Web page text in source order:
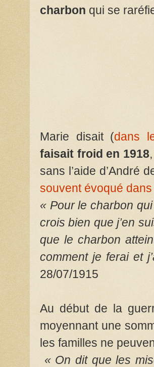
charbon qui se
Marie disait (dans
faisait froid en 1918
sans l’aide d’André
souvent évoqué
« Pour le charbon
crois bien que j’en
que le charbon
comment je ferai et
28/07/1915
Au début de la
moyennant une
les familles ne
« On dit que les